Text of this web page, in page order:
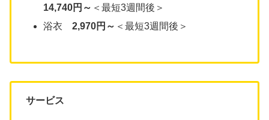
14,740円～ ＜最短3週間後＞
浴衣2,970円～ ＜最短3週間後＞
サービス